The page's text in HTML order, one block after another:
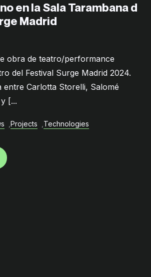
en la Sala Tarambana d
Madrid
obra de teatro/performance
del Festival Surge Madrid 2024.
entre Carlotta Storelli, Salomé
[...
Projects Technologies